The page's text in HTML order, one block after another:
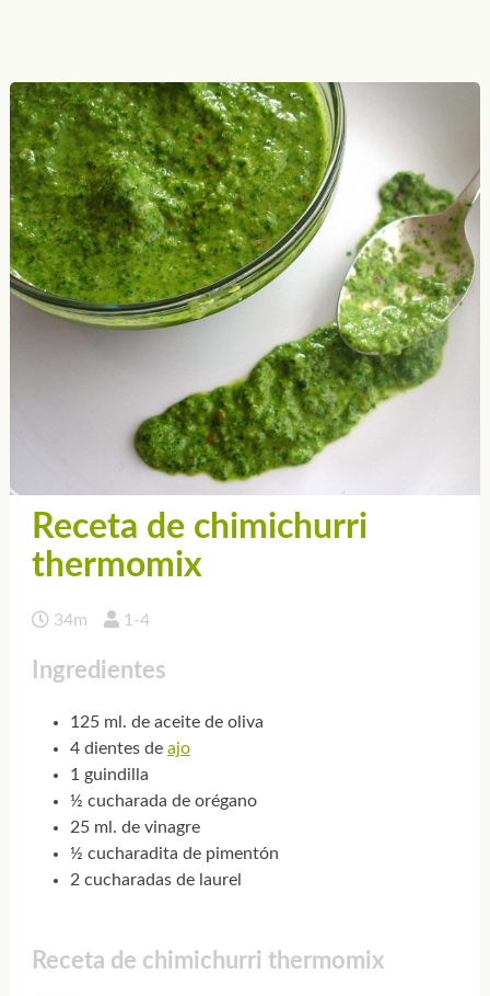
Receta de chimichurri
thermomix
34m 1-4
Ingredientes
125 ml. de aceite de oliva
4 dientes de ajo
1 guindilla
½ cucharada de orégano
25 ml. de vinagre
½ cucharadita de pimentón
2 cucharadas de laurel
Receta de chimichurri thermomix